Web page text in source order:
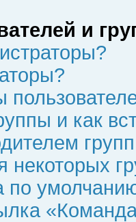
и
и как
некоторых
по